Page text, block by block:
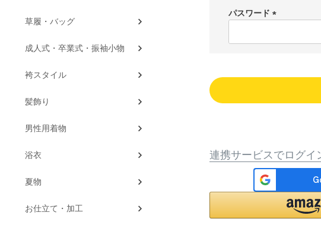
パスワード
連携サービスでログイ
草履・バッグ
成人式・卒業式・振袖小物
袴スタイル
髪飾り
男性用着物
浴衣
夏物
お仕立て・加工